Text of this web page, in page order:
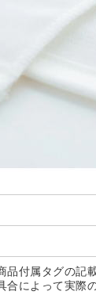
付属タグの記
によって実際